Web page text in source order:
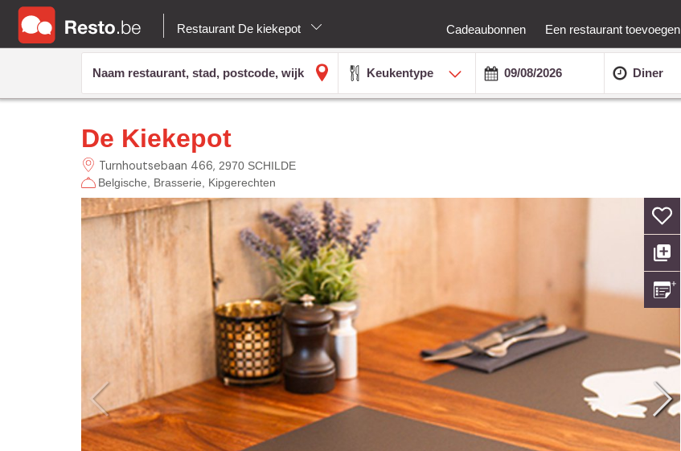
Restaurant De kiekepot Cadeaubonnen Een restaurant toevoegen
Keukentype Diner
De Kiekepot
Turnhoutsebaan 466 2970 SCHILDE
Belgische
Brasserie Kipgerechten